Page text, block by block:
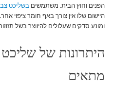
הפנים וחוץ הבית. משתמשים בשליכט
היישום שלו אין צורך באף חומר ציפוי
ומונע סדקים שעלולים להיווצר בשל
היתרונות של שליכט
מתאים